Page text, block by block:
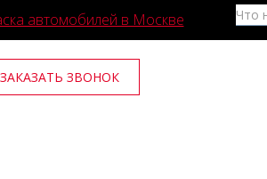
автомобилей в Москве
ЗАКАЗАТЬ ЗВОНОК